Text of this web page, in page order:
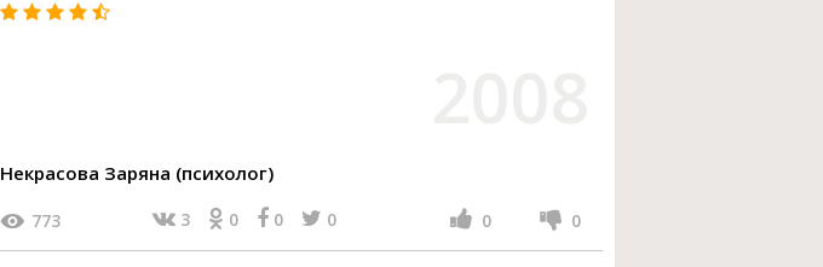
Некрасова Заряна (психолог)
773 3 0 0 0 0 0